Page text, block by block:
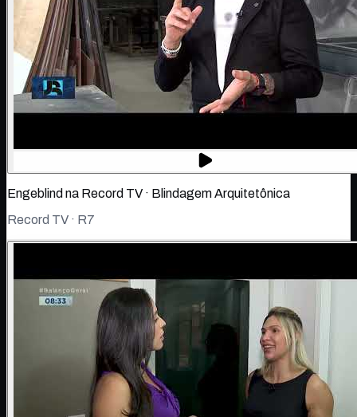
Engeblind na Record TV · Blindagem Arquitetônica
Record TV · R7